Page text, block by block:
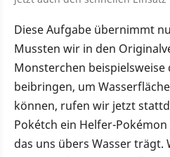
Diese Aufgabe übernimmt
Mussten wir in den
Monsterchen beispielsweise
beibringen, um
können, rufen wir jetzt
Pokétch ein Helfer-Pokémon
das uns übers Wasser trägt.